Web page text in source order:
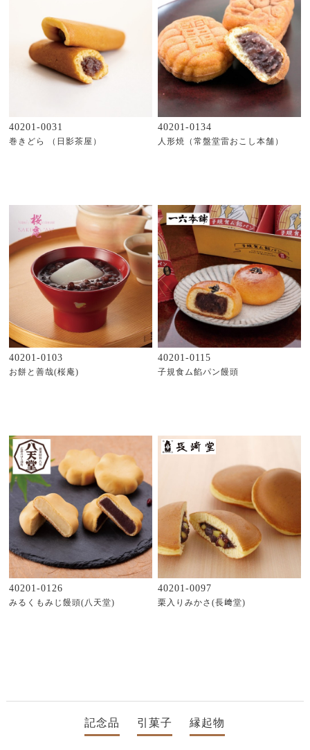
40201-0031
巻きどら （日影茶屋）
40201-0134
人形焼（常盤堂雷おこし本舗）
40201-0103
お餅と善哉(桜庵)
40201-0115
子規食ム餡パン饅頭
40201-0126
みるくもみじ饅頭(八天堂)
40201-0097
栗入りみかさ(長﨑堂)
記念品 引菓子 縁起物